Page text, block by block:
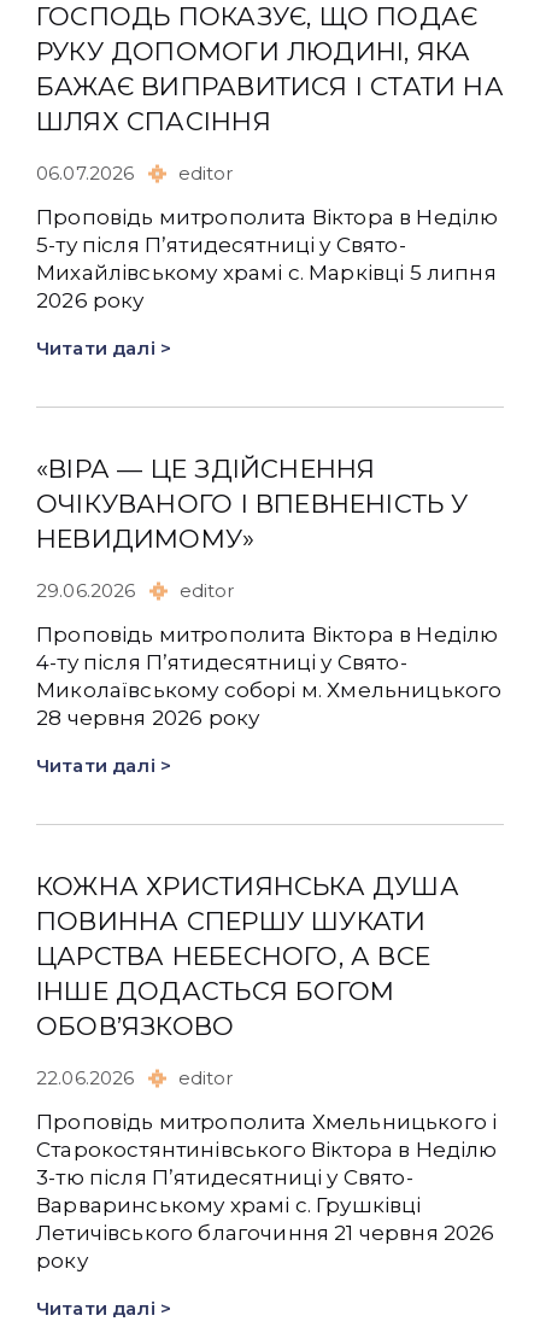
ГОСПОДЬ ПОКАЗУЄ, ЩО ПОДАЄ
РУКУ ДОПОМОГИ ЛЮДИНІ, ЯКА
БАЖАЄ ВИПРАВИТИСЯ І СТАТИ НА
ШЛЯХ СПАСІННЯ
06.07.2026 editor
Проповідь митрополита Віктора в Неділю
5-ту після Пʼятидесятниці у Свято-
Михайлівському храмі с. Марківці 5 липня
2026 року
Читати далі >
«ВІРА — ЦЕ ЗДІЙСНЕННЯ
ОЧІКУВАНОГО І ВПЕВНЕНІСТЬ У
НЕВИДИМОМУ»
29.06.2026 editor
Проповідь митрополита Віктора в Неділю
4-ту після Пʼятидесятниці у Свято-
Миколаївському соборі м. Хмельницького
28 червня 2026 року
Читати далі >
КОЖНА ХРИСТИЯНСЬКА ДУША
ПОВИННА СПЕРШУ ШУКАТИ
ЦАРСТВА НЕБЕСНОГО, А ВСЕ
ІНШЕ ДОДАСТЬСЯ БОГОМ
ОБОВ’ЯЗКОВО
22.06.2026 editor
Проповідь митрополита Хмельницького і
Старокостянтинівського Віктора в Неділю
3-тю після Пʼятидесятниці у Свято-
Варваринському храмі с. Грушківці
Летичівського благочиння 21 червня 2026
року
Читати далі >